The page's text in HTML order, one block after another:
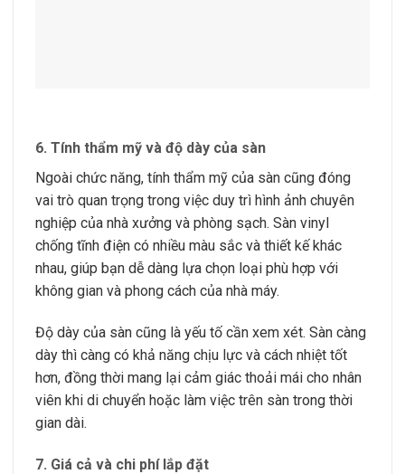
6. Tính thẩm mỹ và độ dày của sàn
Ngoài chức năng, tính thẩm mỹ của sàn cũng đóng
vai trò quan trọng trong việc duy trì hình ảnh chuyên
nghiệp của nhà xưởng và phòng sạch. Sàn vinyl
chống tĩnh điện có nhiều màu sắc và thiết kế khác
nhau, giúp bạn dễ dàng lựa chọn loại phù hợp với
không gian và phong cách của nhà máy.
Độ dày của sàn cũng là yếu tố cần xem xét. Sàn càng
dày thì càng có khả năng chịu lực và cách nhiệt tốt
hơn, đồng thời mang lại cảm giác thoải mái cho nhân
viên khi di chuyển hoặc làm việc trên sàn trong thời
gian dài.
7. Giá cả và chi phí lắp đặt